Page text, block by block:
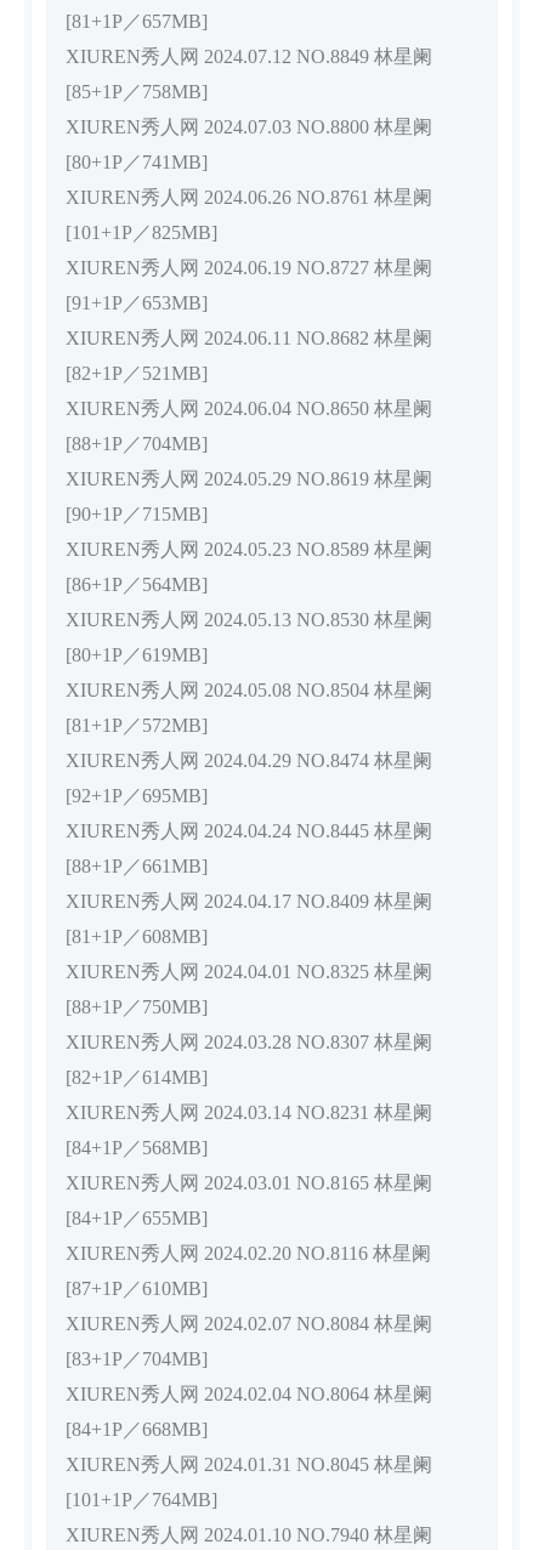
[81+1P／657MB]
XIUREN秀人网 2024.07.12 NO.8849 林星阑
[85+1P／758MB]
XIUREN秀人网 2024.07.03 NO.8800 林星阑
[80+1P／741MB]
XIUREN秀人网 2024.06.26 NO.8761 林星阑
[101+1P／825MB]
XIUREN秀人网 2024.06.19 NO.8727 林星阑
[91+1P／653MB]
XIUREN秀人网 2024.06.11 NO.8682 林星阑
[82+1P／521MB]
XIUREN秀人网 2024.06.04 NO.8650 林星阑
[88+1P／704MB]
XIUREN秀人网 2024.05.29 NO.8619 林星阑
[90+1P／715MB]
XIUREN秀人网 2024.05.23 NO.8589 林星阑
[86+1P／564MB]
XIUREN秀人网 2024.05.13 NO.8530 林星阑
[80+1P／619MB]
XIUREN秀人网 2024.05.08 NO.8504 林星阑
[81+1P／572MB]
XIUREN秀人网 2024.04.29 NO.8474 林星阑
[92+1P／695MB]
XIUREN秀人网 2024.04.24 NO.8445 林星阑
[88+1P／661MB]
XIUREN秀人网 2024.04.17 NO.8409 林星阑
[81+1P／608MB]
XIUREN秀人网 2024.04.01 NO.8325 林星阑
[88+1P／750MB]
XIUREN秀人网 2024.03.28 NO.8307 林星阑
[82+1P／614MB]
XIUREN秀人网 2024.03.14 NO.8231 林星阑
[84+1P／568MB]
XIUREN秀人网 2024.03.01 NO.8165 林星阑
[84+1P／655MB]
XIUREN秀人网 2024.02.20 NO.8116 林星阑
[87+1P／610MB]
XIUREN秀人网 2024.02.07 NO.8084 林星阑
[83+1P／704MB]
XIUREN秀人网 2024.02.04 NO.8064 林星阑
[84+1P／668MB]
XIUREN秀人网 2024.01.31 NO.8045 林星阑
[101+1P／764MB]
XIUREN秀人网 2024.01.10 NO.7940 林星阑